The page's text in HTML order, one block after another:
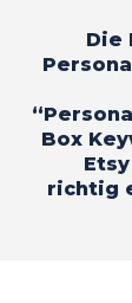
Die
Box
richtig